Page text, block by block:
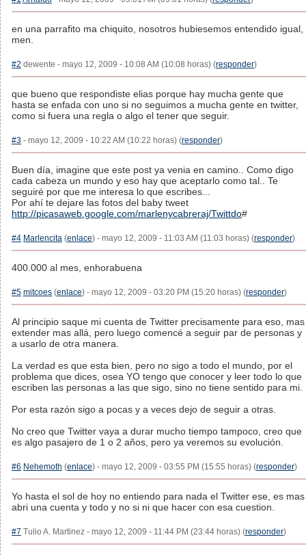
en una parrafito ma chiquito, nosotros hubiesemos entendido igual,
men.
#2 dewente - mayo 12, 2009 - 10:08 AM (10:08 horas) (responder)
que bueno que respondiste elias porque hay mucha gente que
hasta se enfada con uno si no seguimos a mucha gente en twitter,
como si fuera una regla o algo el tener que seguir.
#3 - mayo 12, 2009 - 10:22 AM (10:22 horas) (responder)
Buen día, imagine que este post ya venia en camino.. Como digo
cada cabeza un mundo y eso hay que aceptarlo como tal.. Te
seguiré por que me interesa lo que escribes...
Por ahí te dejare las fotos del baby tweet
http://picasaweb.google.com/marlenycabreraj/Twittdo#
#4 Marlencita (enlace) - mayo 12, 2009 - 11:03 AM (11:03 horas) (responder)
400.000 al mes, enhorabuena
#5 mitcoes (enlace) - mayo 12, 2009 - 03:20 PM (15:20 horas) (responder)
Al principio saque mi cuenta de Twitter precisamente para eso, mas
extender mas allá, pero luego comencé a seguir par de personas y
a usarlo de otra manera.
La verdad es que esta bien, pero no sigo a todo el mundo, por el
problema que dices, osea YO tengo que conocer y leer todo lo que
escriben las personas a las que sigo, sino no tiene sentido para mi.
Por esta razón sigo a pocas y a veces dejo de seguir a otras.
No creo que Twitter vaya a durar mucho tiempo tampoco, creo que
es algo pasajero de 1 o 2 años, pero ya veremos su evolución.
#6 Nehemoth (enlace) - mayo 12, 2009 - 03:55 PM (15:55 horas) (responder)
Yo hasta el sol de hoy no entiendo para nada el Twitter ese, es mas
abri una cuenta y todo y no si ni que hacer con esa cuestion.
#7 Tulio A. Martinez - mayo 12, 2009 - 11:44 PM (23:44 horas) (responder)